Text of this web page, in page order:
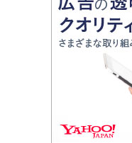
続けた“自責の
い」監督が徹
戦争の記憶